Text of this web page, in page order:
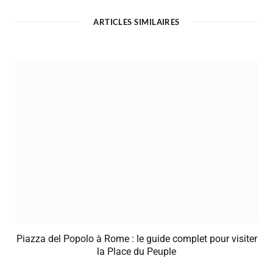
ARTICLES SIMILAIRES
Piazza del Popolo à Rome : le guide complet pour visiter
la Place du Peuple